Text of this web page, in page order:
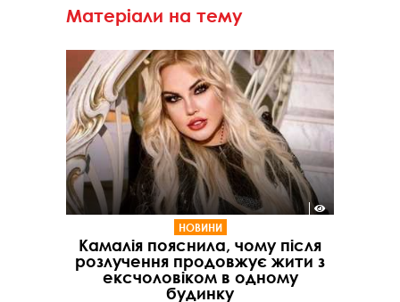
Матеріали на тему
НОВИНИ
Камалія пояснила, чому після
розлучення продовжує жити з
ексчоловіком в одному
будинку